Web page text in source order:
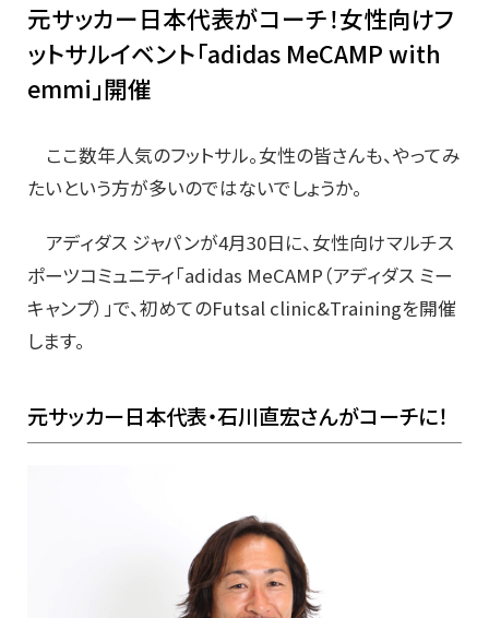
元サッカー日本代表がコーチ！女性向けフ
ットサルイベント「adidas MeCAMP with
emmi」開催
ここ数年人気のフットサル。女性の皆さんも、やってみ
たいという方が多いのではないでしょうか。
アディダス ジャパンが4月30日に、女性向けマルチス
ポーツコミュニティ「adidas MeCAMP（アディダス ミー
キャンプ）」で、初めてのFutsal clinic&Trainingを開催
します。
元サッカー日本代表・石川直宏さんがコーチに！